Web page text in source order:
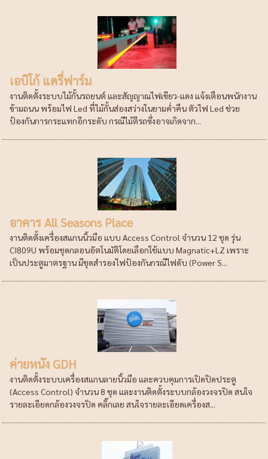
เอบิโก้ แดรี่ฟาร์ม
งานติดตั้งระบบไม้กั้นรถยนต์ และสัญญาณไฟเขียว-แดง แจ้งเตือนพนักงาน
ข้ามถนน พร้อมไฟ Led ที่ไม้กั้นส่องสว่างในยามค่ำคืน ตัวไฟ Led ช่วย
ป้องกันการกระแทกอีกระดับ กรณีไม้ตีรถซึ่งอาจเกิดจาก...
อาคาร All Seasons Place
งานติดตั้งเครื่องสแกนนิ้วมือ แบบ Access Control จำนวน 12 ชุด รุ่น
CI809U พร้อมชุดกลอนอัตโนมัติโดยเลือกใช้แบบ Magnatic+LZ เพราะ
เป็นประตูมาตรฐาน มีชุดสำรองไฟป้องกันกรณีไฟดับ (Power S...
ค่ายหนัง GDH
งานติดตั้งระบบเครื่องสแกนลายนิ้วมือ และควบคุมการเปิดปิดประตู
(Access Control) จำนวน 8 ชุด และงานติดตั้งระบบกล้องวงจรปิด สนใจ
รายละเอียดกล้องวงจรปิด คลิ๊กเลย สนใจรายละเอียดเครื่องส...